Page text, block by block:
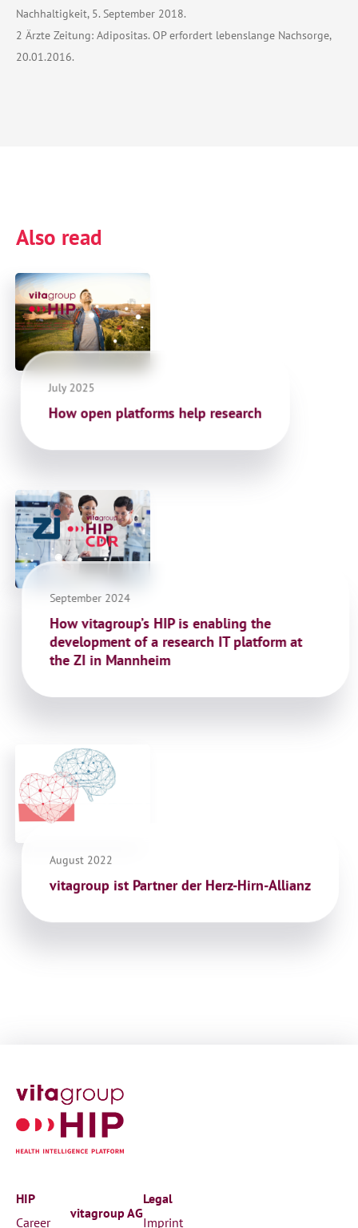
Nachhaltigkeit, 5. September 2018.
2 Ärzte Zeitung: Adipositas. OP erfordert lebenslange Nachsorge,
20.01.2016.
How open platforms help research
July 2025
How vitagroup’s HIP is enabling the
development of a research IT platform at
the ZI in Mannheim
September 2024
vitagroup ist Partner der Herz-Hirn-Allianz
August 2022
HIP
Career
vitagroup AG
Legal
Imprint